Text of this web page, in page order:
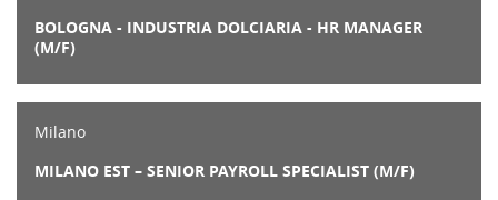
BOLOGNA - INDUSTRIA DOLCIARIA - HR MANAGER
(M/F)
Milano
MILANO EST – SENIOR PAYROLL SPECIALIST (M/F)